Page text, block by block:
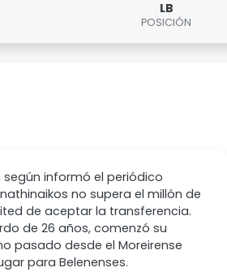
LB
POSICIÓN
informó el periódico
no supera el millón de
de aceptar la transferencia.
de 26 años, comenzó su
pasado desde el Moreirense
para Belenenses.